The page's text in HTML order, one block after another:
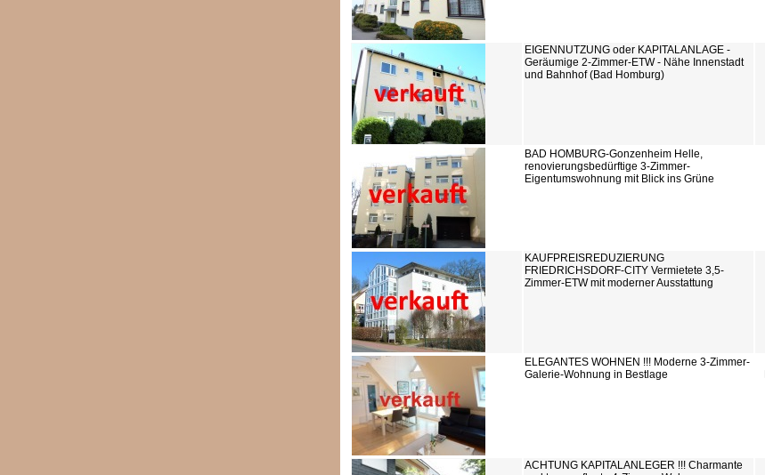
EIGENNUTZUNG oder KAPITALANLAGE -
Geräumige 2-Zimmer-ETW - Nähe Innenstadt
und Bahnhof (Bad Homburg)
BAD HOMBURG-Gonzenheim Helle,
renovierungsbedürftige 3-Zimmer-
Eigentumswohnung mit Blick ins Grüne
KAUFPREISREDUZIERUNG
FRIEDRICHSDORF-CITY Vermietete 3,5-
Zimmer-ETW mit moderner Ausstattung
ELEGANTES WOHNEN !!! Moderne 3-Zimmer-
Galerie-Wohnung in Bestlage
ACHTUNG KAPITALANLEGER !!! Charmante